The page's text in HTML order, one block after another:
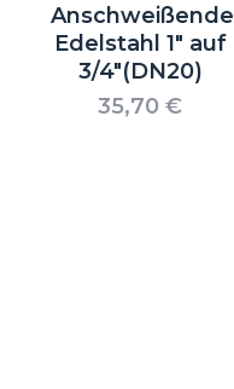
Anschweißende
Edelstahl 1″ auf
3/4″(DN20)
35,70€